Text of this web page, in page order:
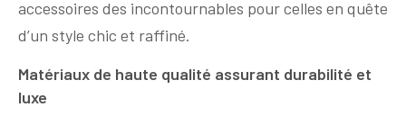
accessoires des incontournables pour celles en quête
d’un style chic et raffiné.
Matériaux de haute qualité assurant durabilité et
luxe